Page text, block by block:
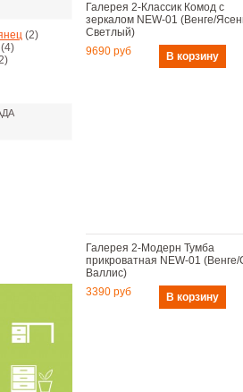
Галерея 2-Классик Комод с
зеркалом NEW-01 (Венге/
Светлый)
9690 руб
Галерея 2-Модерн Тумба
прикроватная NEW-01
Валлис)
3390 руб
(2)
(4)